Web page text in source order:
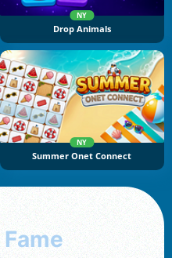
NY
Drop Animals
NY
Summer Onet Connect
Fame